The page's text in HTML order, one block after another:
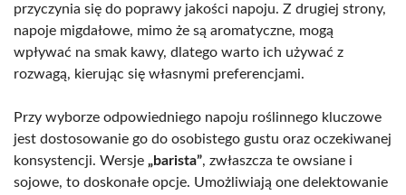
przyczynia się do poprawy jakości napoju. Z drugiej strony,
napoje migdałowe, mimo że są aromatyczne, mogą
wpływać na smak kawy, dlatego warto ich używać z
rozwagą, kierując się własnymi preferencjami.
Przy wyborze odpowiedniego napoju roślinnego kluczowe
jest dostosowanie go do osobistego gustu oraz oczekiwanej
konsystencji. Wersje „barista”, zwłaszcza te owsiane i
sojowe, to doskonałe opcje. Umożliwiają one delektowanie